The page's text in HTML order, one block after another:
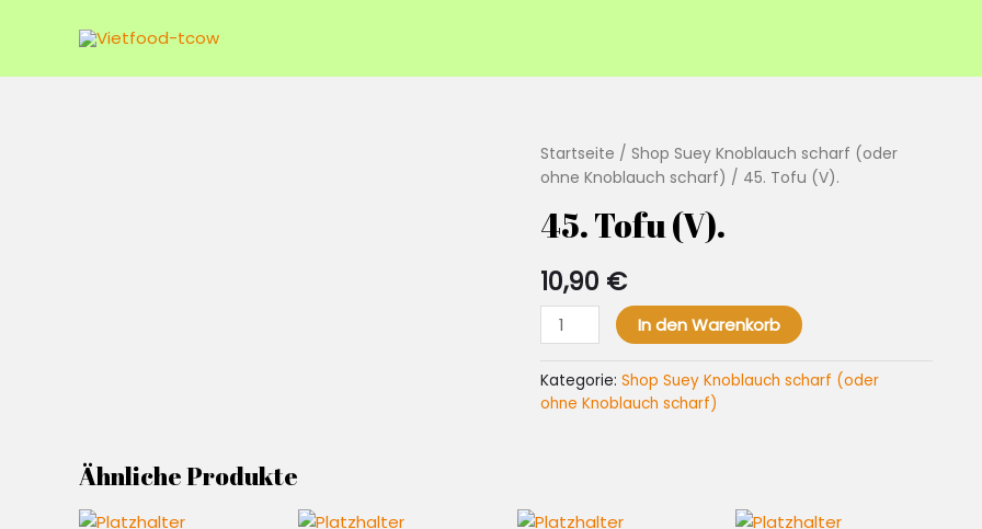
Startseite / Shop Suey Knoblauch scharf (oder
ohne Knoblauch scharf) / 45. Tofu (V).
45. Tofu (V).
10,90 €
45.
Tofu
(V).
Menge
In den Warenkorb
Kategorie: Shop Suey Knoblauch scharf (oder
ohne Knoblauch scharf)
Ähnliche Produkte